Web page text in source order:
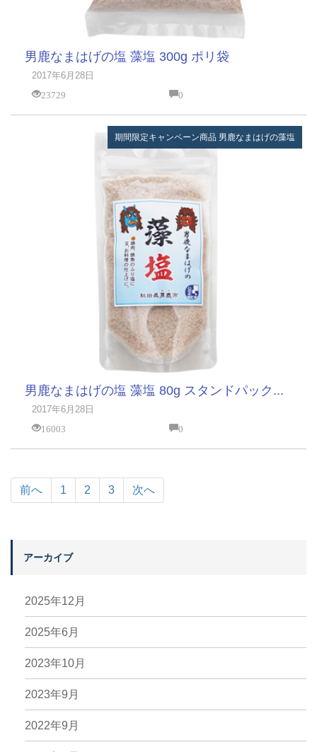
男鹿なまはげの塩 藻塩 300g ポリ袋
2017年6月28日
23729
0
期間限定キャンペーン商品 男鹿なまはげの藻塩
男鹿なまはげの塩 藻塩 80g スタンドパック...
2017年6月28日
16003
0
前へ 1 2 3 次へ
アーカイブ
2025年12月
2025年6月
2023年10月
2023年9月
2022年9月